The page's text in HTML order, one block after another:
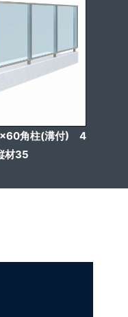
角柱(溝付) 4
材35